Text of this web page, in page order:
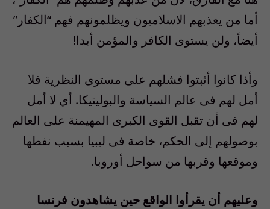
أما من يعذبهم الاسلاميون ويظلمونهم فهم “الكفار”
أيضاً، ولن يستوى الكافر والمؤمن أبدا!
وأذا كانوا أثبتوا فشلهم على مستوى النظرية فلا
أمل لهم فى عالم السياسة والبوليتيكا. أي لا أمل
لهم فى أن تقبل القوى الكبرى المهيمنة على العالم
بوصولهم إلى الحكم، خاصة فى ليبيا بسبب نفطها
وموقعها وقربها من سواحل أوروبا.
وعليهم أن يقرأوا الواقع حين يشاهدون فرنسا